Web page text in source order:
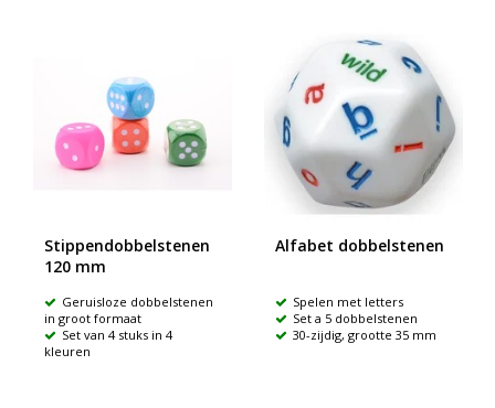
Stippendobbelstenen
120 mm
Geruisloze dobbelstenen
in groot formaat
Set van 4 stuks in 4
kleuren
Alfabet dobbelstenen
Spelen met letters
Set a 5 dobbelstenen
30-zijdig, grootte 35 mm